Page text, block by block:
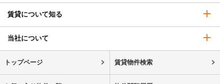
賃貸について知る
当社について
トップページ 賃貸物件検索